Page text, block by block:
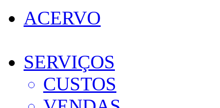
ACERVO
SERVIÇOS
CUSTOS